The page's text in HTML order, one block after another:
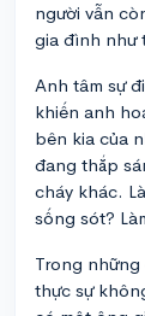
người vẫn
gia đình như
Anh tâm sự
khiến anh
bên kia của
đang thắp
cháy khác.
sống sót?
Trong
thực sự